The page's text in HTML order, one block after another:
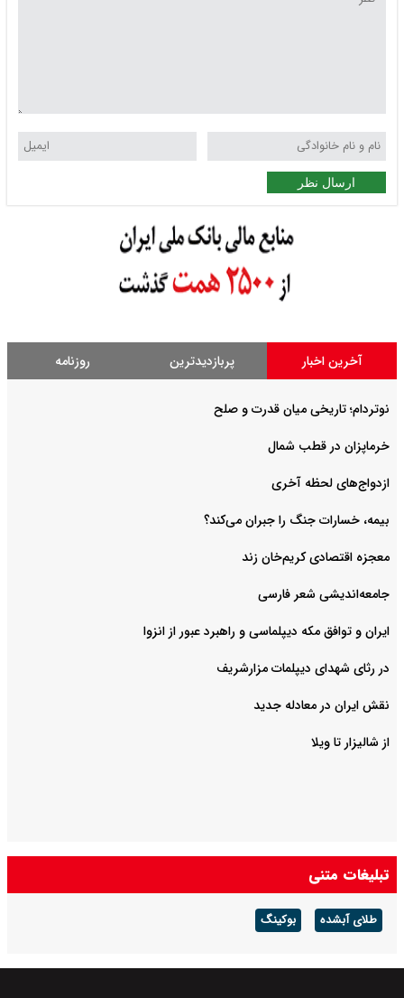
ارسال نظر
آخرین اخبار پربازدیدترین روزنامه
نوتردام؛ تاریخی میان قدرت و صلح‌
خرماپزان در قطب شمال
ازدواج‌های لحظه آخری
بیمه، خسارات جنگ را جبران می‌کند؟
معجزه اقتصادی کریم‌خان زند
جامعه‌اندیشی شعر فارسی
ایران و توافق مکه دیپلماسی و راهبرد عبور از انزوا
در رثای شهدای دیپلمات مزارشریف
نقش ایران در معادله جدید
از شالیزار تا ویلا
تبلیغات متنی
طلای آبشده بوکینگ